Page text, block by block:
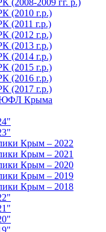
(2008-2009 гг. р.)
(2010 г.р.)
(2011 г.р.)
(2012 г.р.)
(2013 г.р.)
(2014 г.р.)
(2015 г.р.)
(2016 г.р.)
(2017 г.р.)
Крыма
Крым – 2022
Крым – 2021
Крым – 2020
Крым – 2019
Крым – 2018